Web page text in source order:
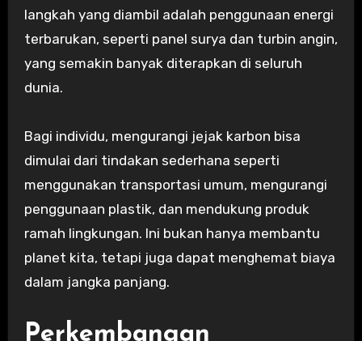
langkah yang diambil adalah penggunaan energi
terbarukan, seperti panel surya dan turbin angin,
yang semakin banyak diterapkan di seluruh
dunia.
Bagi individu, mengurangi jejak karbon bisa
dimulai dari tindakan sederhana seperti
menggunakan transportasi umum, mengurangi
penggunaan plastik, dan mendukung produk
ramah lingkungan. Ini bukan hanya membantu
planet kita, tetapi juga dapat menghemat biaya
dalam jangka panjang.
Perkembangan